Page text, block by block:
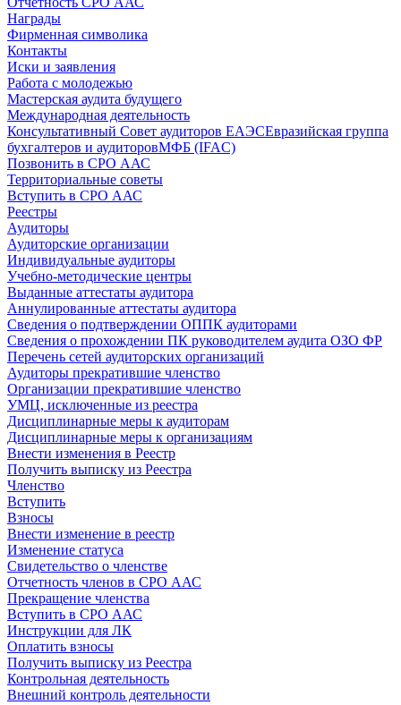
Награды
Фирменная символика
Контакты
Иски и заявления
Работа с молодежью
Мастерская аудита будущего
Международная деятельность
Консультативный Совет аудиторов ЕАЭСЕвразийская группа
бухгалтеров и аудиторовМФБ (IFAC)
Позвонить в СРО ААС
Территориальные советы
Вступить в СРО ААС
Реестры
Аудиторы
Аудиторские организации
Индивидуальные аудиторы
Учебно-методические центры
Выданные аттестаты аудитора
Аннулированные аттестаты аудитора
Сведения о подтверждении ОППК аудиторами
Сведения о прохождении ПК руководителем аудита ОЗО ФР
Перечень сетей аудиторских организаций
Аудиторы прекратившие членство
Организации прекратившие членство
УМЦ, исключенные из реестра
Дисциплинарные меры к аудиторам
Дисциплинарные меры к организациям
Внести изменения в Реестр
Получить выписку из Реестра
Членство
Вступить
Взносы
Внести изменение в реестр
Изменение статуса
Свидетельство о членстве
Отчетность членов в СРО ААС
Прекращение членства
Вступить в СРО ААС
Инструкции для ЛК
Оплатить взносы
Получить выписку из Реестра
Контрольная деятельность
Внешний контроль деятельности